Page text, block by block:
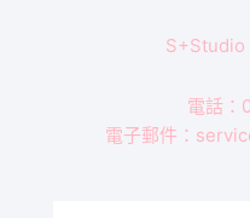
S+Studio
電話
電子郵件：